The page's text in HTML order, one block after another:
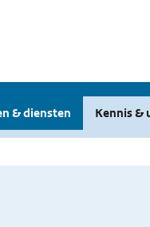
& diensten Kennis &